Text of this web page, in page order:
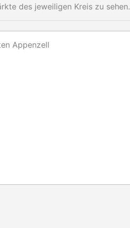
des jeweiligen Kreis zu sehen.
Appenzell